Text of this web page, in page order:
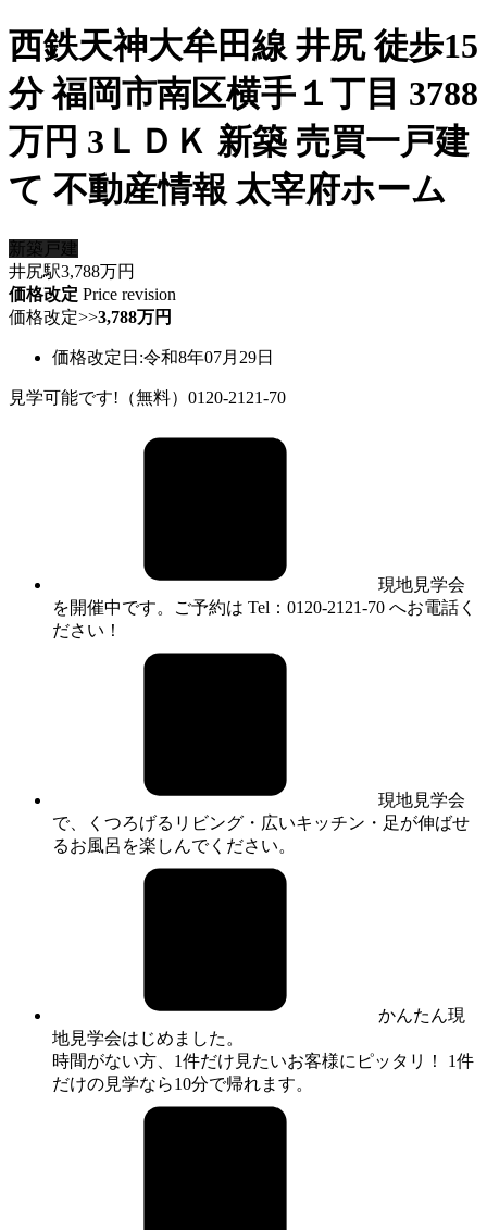
西鉄天神大牟田線 井尻 徒歩15
分 福岡市南区横手１丁目 3788
万円 3ＬＤＫ 新築 売買一戸建
て 不動産情報 太宰府ホーム
新築戸建
井尻駅3,788万円
価格改定 Price revision
価格改定>>3,788万円
価格改定日:令和8年07月29日
見学可能です!（無料）0120-2121-70
現地見学会
を開催中です。ご予約は Tel：0120-2121-70 へお電話く
ださい！
現地見学会
で、くつろげるリビング・広いキッチン・足が伸ばせ
るお風呂を楽しんでください。
かんたん現
地見学会はじめました。
時間がない方、1件だけ見たいお客様にピッタリ！ 1件
だけの見学なら10分で帰れます。